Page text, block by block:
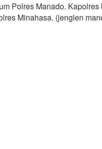
Polres Manado.
Minahasa. (jenglen